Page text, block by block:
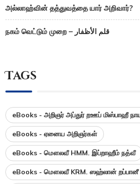
அல்லாஹ்வின் தத்துவத்தை யார் அறிவார்?
நகம் வெட்டும் முறை – قلم الأظفار
Tags
eBooks - அறிஞர் அப்துர் றஊப் மிஸ்பாஹீ
eBooks - ஏனைய அறிஞர்கள்
eBooks - மௌலவீ HMM. இப்றாஹீம் நத்வீ
eBooks - மௌலவீ KRM. ஸஹ்லான் றப்பானீ